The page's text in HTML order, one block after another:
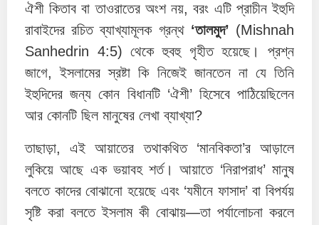
ঐশী কিতাব বা তাওরাতের অংশ নয়, বরং এটি প্রাচীন ইহুদি
রাবাইদের রচিত ব্যাখ্যামূলক গ্রন্থ ‘তালমুদ’ (Mishnah
Sanhedrin 4:5) থেকে হুবহু গৃহীত হয়েছে। প্রশ্ন
জাগে, ইসলামের স্রষ্টা কি নিজেই জানতেন না যে তিনি
ইহুদিদের জন্য কোন বিধানটি ‘ঐশী’ হিসেবে পাঠিয়েছিলেন
আর কোনটি ছিল মানুষের লেখা ব্যাখ্যা?
তাছাড়া, এই আয়াতের তথাকথিত ‘মানবিকতা’র আড়ালে
লুকিয়ে আছে এক ভয়াবহ শর্ত। আয়াতে ‘নিরাপরাধ’ মানুষ
বলতে কাদের বোঝানো হয়েছে এবং ‘যমীনে ফাসাদ’ বা বিপর্যয়
সৃষ্টি করা বলতে ইসলাম কী বোঝায়—তা পর্যালোচনা করলে